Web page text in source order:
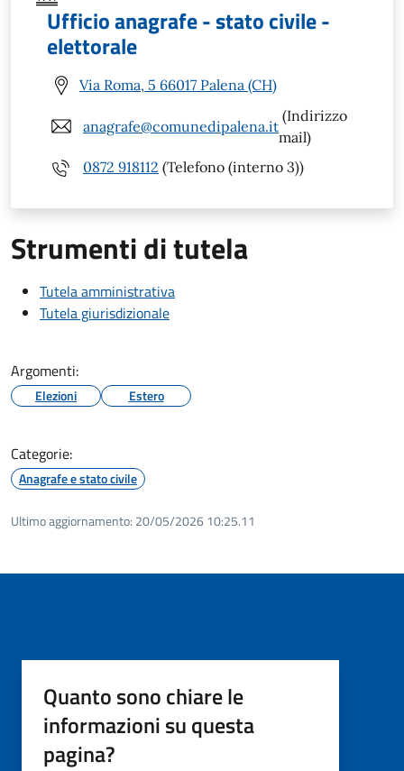
Ufficio anagrafe - stato civile -
elettorale
Via Roma, 5 66017 Palena (CH)
anagrafe@comunedipalena.it
(Indirizzo
mail)
0872 918112 (Telefono (interno 3))
Strumenti di tutela
Tutela amministrativa
Tutela giurisdizionale
Argomenti:
Elezioni Estero
Categorie:
Anagrafe e stato civile
Ultimo aggiornamento: 20/05/2026 10:25.11
Quanto sono chiare le
informazioni su questa
pagina?